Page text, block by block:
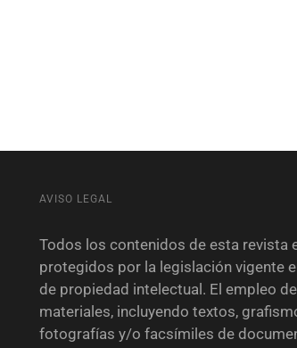
AVISO LEGAL
Todos los contenidos de esta revista
protegidos por la legislación vigente
de propiedad intelectual. El empleo
materiales, incluyendo textos,
fotografías y/o facsímiles de